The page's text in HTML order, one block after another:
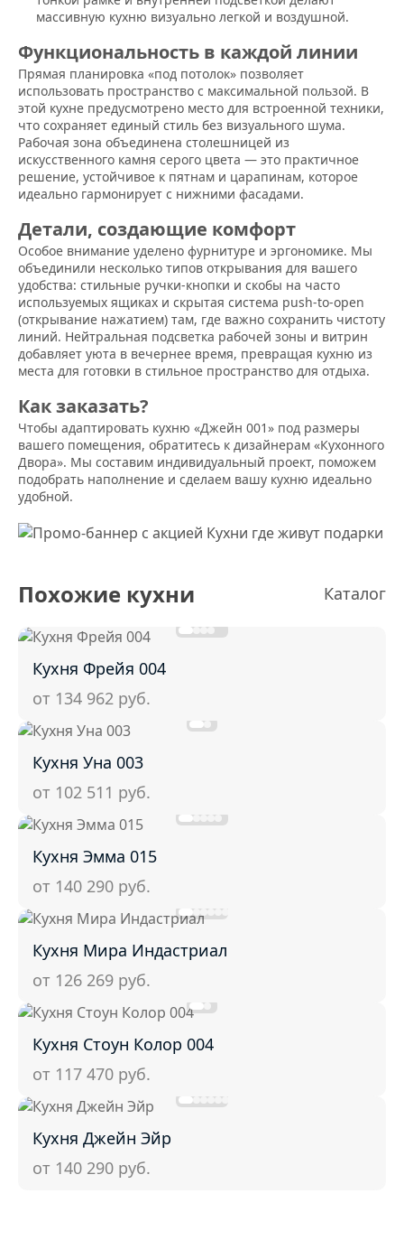
массивную кухню визуально легкой и воздушной.
Функциональность в каждой линии
Прямая планировка «под потолок» позволяет
использовать пространство с максимальной пользой. В
этой кухне предусмотрено место для встроенной техники,
что сохраняет единый стиль без визуального шума.
Рабочая зона объединена столешницей из
искусственного камня серого цвета — это практичное
решение, устойчивое к пятнам и царапинам, которое
идеально гармонирует с нижними фасадами.
Детали, создающие комфорт
Особое внимание уделено фурнитуре и эргономике. Мы
объединили несколько типов открывания для вашего
удобства: стильные ручки-кнопки и скобы на часто
используемых ящиках и скрытая система push-to-open
(открывание нажатием) там, где важно сохранить чистоту
линий. Нейтральная подсветка рабочей зоны и витрин
добавляет уюта в вечернее время, превращая кухню из
места для готовки в стильное пространство для отдыха.
Как заказать?
Чтобы адаптировать кухню «Джейн 001» под размеры
вашего помещения, обратитесь к дизайнерам «Кухонного
Двора». Мы составим индивидуальный проект, поможем
подобрать наполнение и сделаем вашу кухню идеально
удобной.
Похожие кухни Каталог
Кухня Фрейя 004
от 134 962 руб.
Кухня Уна 003
от 102 511 руб.
Кухня Эмма 015
от 140 290 руб.
Кухня Мира Индастриал
от 126 269 руб.
Кухня Стоун Колор 004
от 117 470 руб.
Кухня Джейн Эйр
от 140 290 руб.